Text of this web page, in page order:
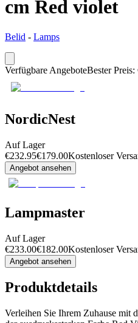
cm Red violet
Belid - Lamps
Verfügbare AngeboteBester Preis:
NordicNest
Auf Lager
€232.95€179.00Kostenloser
Angebot ansehen
Lampmaster
Auf Lager
€233.00€182.00Kostenloser
Angebot ansehen
Produktdetails
Verleihen Sie Ihrem Zuhause mit